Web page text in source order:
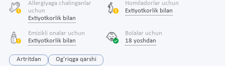
Allergiyaga chalinganlar
uchun
Extiyotkorlik bilan
Homiladorlar uchun
Extiyotkorlik bilan
Emizikli onalar uchun
Extiyotkorlik bilan
Bolalar uchun
18 yoshdan
Artritdan Og'riqga qarshi